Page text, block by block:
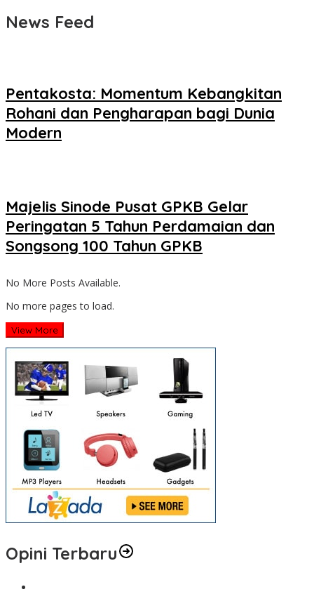
News Feed
Pentakosta: Momentum Kebangkitan
Rohani dan Pengharapan bagi Dunia
Modern
Majelis Sinode Pusat GPKB Gelar
Peringatan 5 Tahun Perdamaian dan
Songsong 100 Tahun GPKB
No More Posts Available.
No more pages to load.
View More
Opini Terbaru